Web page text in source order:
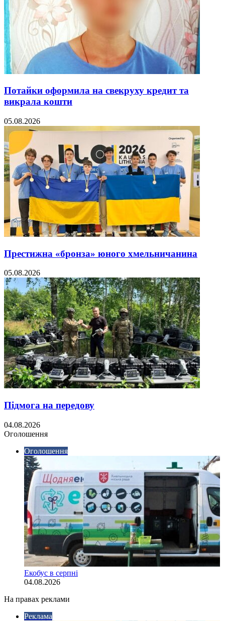
Потайки оформила на свекруху кредит та
викрала кошти
05.08.2026
Престижна «бронза» юного хмельничанина
05.08.2026
Підмога на передову
04.08.2026
Оголошення
Оголошення
Екобус в серпні
04.08.2026
На правах реклами
Реклама